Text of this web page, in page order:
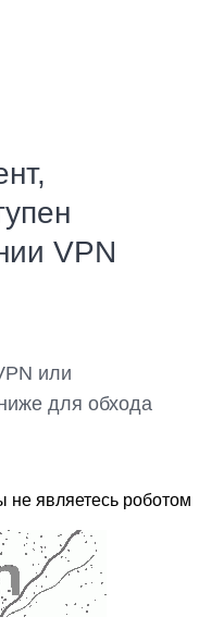
VPN
или
для обхода
не являетесь роботом